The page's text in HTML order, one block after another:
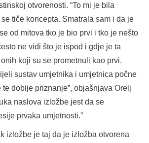
otvorenosti. “To mi je bila
tiče koncepta. Smatrala sam i da je
od mitova tko je bio prvi i tko je nešto
ne vidi što je ispod i gdje je ta
koji su se prometnuli kao prvi.
sustav umjetnika i umjetnica počne
dobije priznanje”, objašnjava Orelj
naslova izložbe jest da se
prvaka umjetnosti.”
izložbe je taj da je izložba otvorena